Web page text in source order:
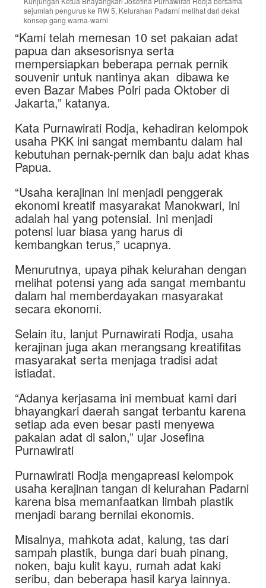
sejumlah pengurus ke RW 5, Kelurahan Padarni melihat dari dekat
konsep gang warna-warni
“Kami telah memesan 10 set pakaian adat
papua dan aksesorisnya serta
mempersiapkan beberapa pernak pernik
souvenir untuk nantinya akan dibawa ke
even Bazar Mabes Polri pada Oktober di
Jakarta,” katanya.
Kata Purnawirati Rodja, kehadiran kelompok
usaha PKK ini sangat membantu dalam hal
kebutuhan pernak-pernik dan baju adat khas
Papua.
“Usaha kerajinan ini menjadi penggerak
ekonomi kreatif masyarakat Manokwari, ini
adalah hal yang potensial. Ini menjadi
potensi luar biasa yang harus di
kembangkan terus,” ucapnya.
Menurutnya, upaya pihak kelurahan dengan
melihat potensi yang ada sangat membantu
dalam hal memberdayakan masyarakat
secara ekonomi.
Selain itu, lanjut Purnawirati Rodja, usaha
kerajinan juga akan merangsang kreatifitas
masyarakat serta menjaga tradisi adat
istiadat.
“Adanya kerjasama ini membuat kami dari
bhayangkari daerah sangat terbantu karena
setiap ada even besar pasti menyewa
pakaian adat di salon,” ujar Josefina
Purnawirati
Purnawirati Rodja mengapreasi kelompok
usaha kerajinan tangan di kelurahan Padarni
karena bisa memanfaatkan limbah plastik
menjadi barang bernilai ekonomis.
Misalnya, mahkota adat, kalung, tas dari
sampah plastik, bunga dari buah pinang,
noken, baju kulit kayu, rumah adat kaki
seribu, dan beberapa hasil karya lainnya.